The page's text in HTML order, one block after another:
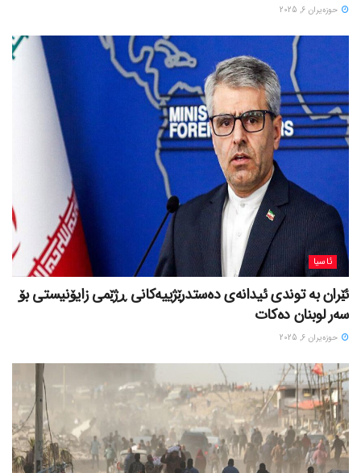
حوزه‌یران 6, 2025
ئاسیا
ئێران بە توندی ئیدانەی دەستدرێژییەکانی ڕژێمی زایۆنیستی بۆ
سەر لوبنان دەکات
حوزه‌یران 6, 2025